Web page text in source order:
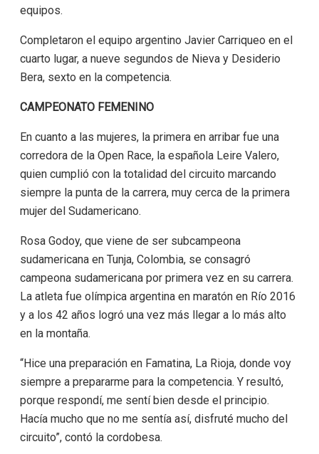
equipos.
Completaron el equipo argentino Javier Carriqueo en el
cuarto lugar, a nueve segundos de Nieva y Desiderio
Bera, sexto en la competencia.
CAMPEONATO FEMENINO
En cuanto a las mujeres, la primera en arribar fue una
corredora de la Open Race, la española Leire Valero,
quien cumplió con la totalidad del circuito marcando
siempre la punta de la carrera, muy cerca de la primera
mujer del Sudamericano.
Rosa Godoy, que viene de ser subcampeona
sudamericana en Tunja, Colombia, se consagró
campeona sudamericana por primera vez en su carrera.
La atleta fue olímpica argentina en maratón en Río 2016
y a los 42 años logró una vez más llegar a lo más alto
en la montaña.
“Hice una preparación en Famatina, La Rioja, donde voy
siempre a prepararme para la competencia. Y resultó,
porque respondí, me sentí bien desde el principio.
Hacía mucho que no me sentía así, disfruté mucho del
circuito”, contó la cordobesa.